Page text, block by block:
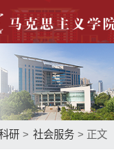
研 > 社会服务 > 正文